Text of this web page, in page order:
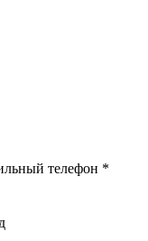
телефон *